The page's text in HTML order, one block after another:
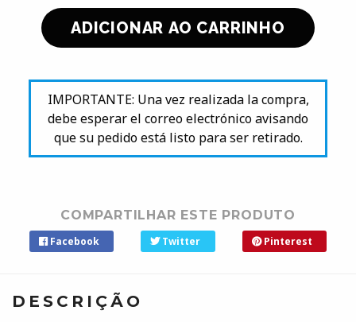
IMPORTANTE: Una vez realizada la compra,
debe esperar el correo electrónico avisando
que su pedido está listo para ser retirado.
COMPARTILHAR ESTE PRODUTO
Facebook Twitter Pinterest
DESCRIÇÃO